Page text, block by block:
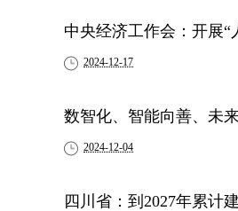
中央经济工作会：开展
2024-12-17
数智化、智能向善、未
2024-12-04
四川省：到2027年累计